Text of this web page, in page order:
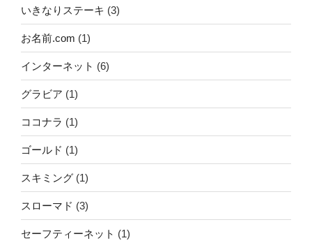
いきなりステーキ (3)
お名前.com (1)
インターネット (6)
グラビア (1)
ココナラ (1)
ゴールド (1)
スキミング (1)
スローマド (3)
セーフティーネット (1)